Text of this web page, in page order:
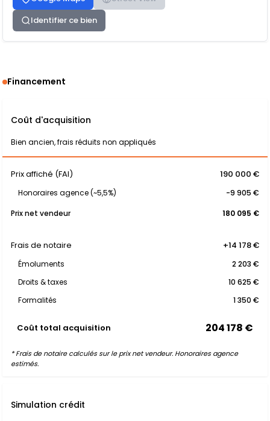
Identifier ce bien
Financement
Coût d'acquisition
Bien ancien, frais réduits non appliqués
Prix affiché (FAI) 190 000 €
Honoraires agence (~5,5%)
-9 905 €
Prix net vendeur
180 095 €
Frais de notaire +14 178 €
Émoluments
2 203 €
Droits & taxes
10 625 €
Formalités
1 350 €
Coût total acquisition 204 178 €
* Frais de notaire calculés sur le prix net vendeur. Honoraires agence
estimés.
Simulation crédit